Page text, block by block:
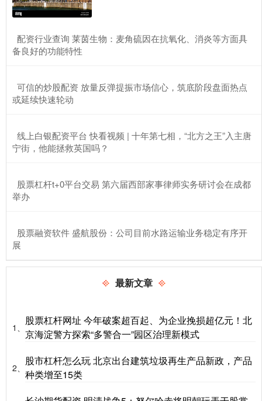
​配资行业查询 莱茵生物：麦角硫因在抗氧化、消炎等方面具
备良好的功能特性
​可信的炒股配资 放量反弹提振市场信心，筑底阶段盘面热点
或延续快速轮动
​线上白银配资平台 快看视频 | 十年第七相，“北方之王”入主唐
宁街，他能拯救英国吗？
​股票杠杆t+0平台交易 第六届西部家事律师实务研讨会在成都
举办
​股票融资软件 盛航股份：公司目前水路运输业务稳定有序开
展
最新文章
1、
股票杠杆网址 今年破案超百起、为企业挽损超亿元！北
京海淀警方探索“多警合一”园区治理新模式
2、
股市杠杆怎么玩 北京出台建筑垃圾再生产品新政，产品
种类增至15类